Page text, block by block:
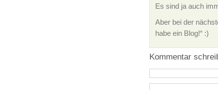
Es sind ja auch
Aber bei der
habe ein Blog!“ :)
Kommentar